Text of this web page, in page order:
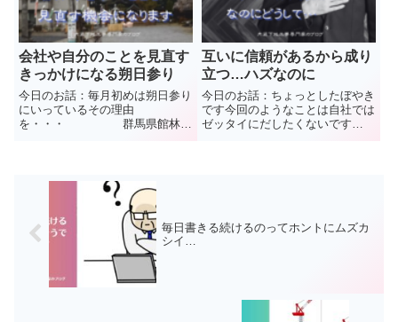
会社や自分のことを見直す
きっかけになる朔日参り
今日のお話：毎月初めは朔日参り
にいっているその理由
を・・・ 群馬県館林市
ています(株)中島内装の中島と申
します普段見ることのできない...
互いに信頼があるから成り
立つ…ハズなのに
今日のお話：ちょっとしたぼやき
です今回のようなことは自社では
ゼッタイにだしたくないです
毎日書きる続けるのってホントにムズカ
シイ…